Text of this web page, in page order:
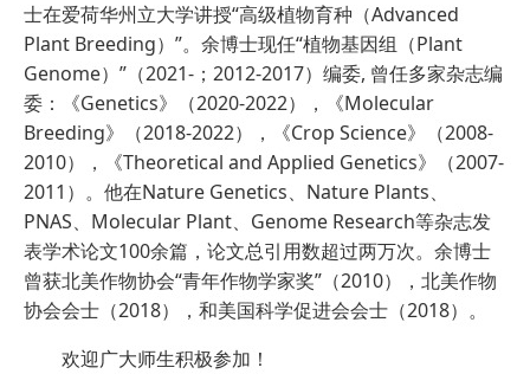
士在爱荷华州立大学讲授“高级植物育种（Advanced
Plant Breeding）”。余博士现任“植物基因组（Plant
Genome）”（2021-；2012-2017）编委, 曾任多家杂志编
委：《Genetics》（2020-2022），《Molecular
Breeding》（2018-2022），《Crop Science》（2008-
2010），《Theoretical and Applied Genetics》（2007-
2011）。他在Nature Genetics、Nature Plants、
PNAS、Molecular Plant、Genome Research等杂志发
表学术论文100余篇，论文总引用数超过两万次。余博士
曾获北美作物协会“青年作物学家奖”（2010），北美作物
协会会士（2018），和美国科学促进会会士（2018）。
欢迎广大师生积极参加！